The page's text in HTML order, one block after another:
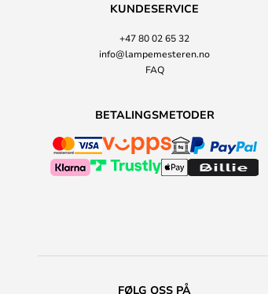
KUNDESERVICE
+47 80 02 65 32
info@lampemesteren.no
FAQ
BETALINGSMETODER
FØLG OSS PÅ